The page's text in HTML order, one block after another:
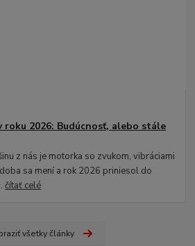
2026: Budúcnosť, alebo stále
z nás je motorka so zvukom, vibráciami
sa mení a rok 2026 priniesol do
čítať celé
všetky články